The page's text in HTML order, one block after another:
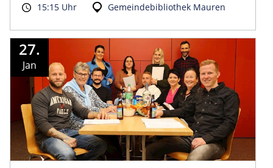
15:15 Uhr Gemeindebibliothek Mauren
27.
Jan